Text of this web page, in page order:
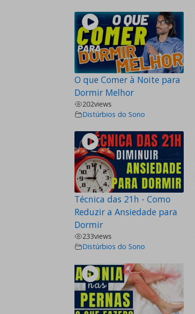
O que Comer à Noite para
Dormir Melhor
202views
Distúrbios do Sono
Técnica das 21h - Como
Reduzir a Ansiedade para
Dormir
233views
Distúrbios do Sono